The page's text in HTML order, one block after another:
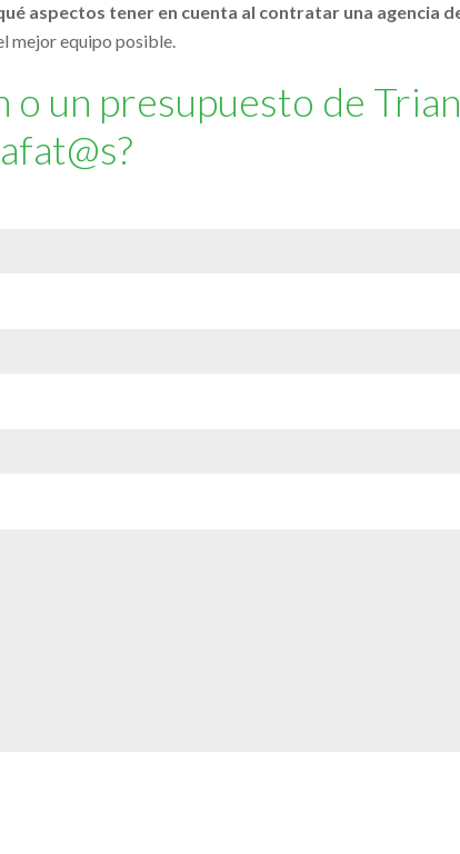
aspectos tener en cuenta al contratar una agencia
mejor equipo posible.
un presupuesto de